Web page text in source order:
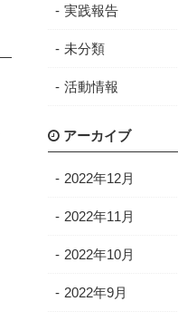
実践報告
未分類
活動情報
アーカイブ
2022年12月
2022年11月
2022年10月
2022年9月